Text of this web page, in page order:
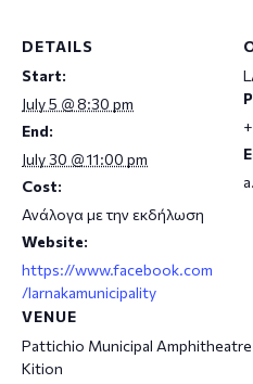
DETAILS
Start:
July 5 @ 8:30 pm
End:
July 30 @ 11:00 pm
Cost:
Ανάλογα με την εκδήλωση
Website:
https://www.facebook.com
/larnakamunicipality
VENUE
Pattichio Municipal
Kition